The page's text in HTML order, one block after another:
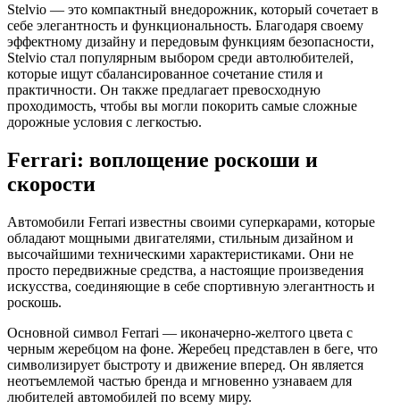
Stelvio — это компактный внедорожник, который сочетает в
себе элегантность и функциональность. Благодаря своему
эффектному дизайну и передовым функциям безопасности,
Stelvio стал популярным выбором среди автолюбителей,
которые ищут сбалансированное сочетание стиля и
практичности. Он также предлагает превосходную
проходимость, чтобы вы могли покорить самые сложные
дорожные условия с легкостью.
Ferrari: воплощение роскоши и
скорости
Автомобили Ferrari известны своими суперкарами, которые
обладают мощными двигателями, стильным дизайном и
высочайшими техническими характеристиками. Они не
просто передвижные средства, а настоящие произведения
искусства, соединяющие в себе спортивную элегантность и
роскошь.
Основной символ Ferrari — иконачерно-желтого цвета с
черным жеребцом на фоне. Жеребец представлен в беге, что
символизирует быстроту и движение вперед. Он является
неотъемлемой частью бренда и мгновенно узнаваем для
любителей автомобилей по всему миру.